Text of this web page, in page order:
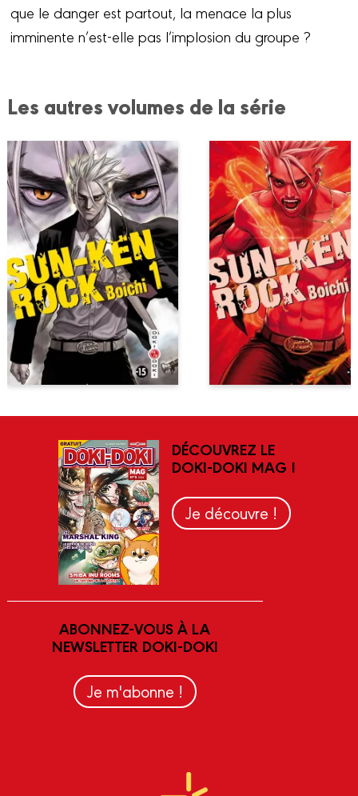
que le danger est partout, la menace la plus
imminente n’est-elle pas l’implosion du groupe ?
Les autres volumes de la série
DÉCOUVREZ LE
DOKI-DOKI MAG !
Je découvre !
ABONNEZ-VOUS À LA
NEWSLETTER DOKI-DOKI
Je m'abonne !